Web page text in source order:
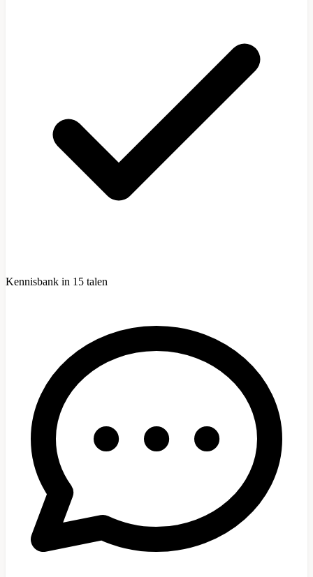
Kennisbank in 15 talen